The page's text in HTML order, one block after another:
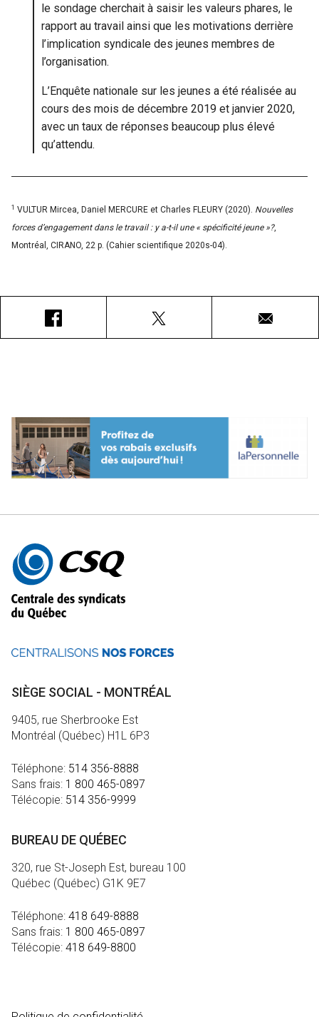
le sondage cherchait à saisir les valeurs phares, le
rapport au travail ainsi que les motivations derrière
l’implication syndicale des jeunes membres de
l’organisation.
L’Enquête nationale sur les jeunes a été réalisée au
cours des mois de décembre 2019 et janvier 2020,
avec un taux de réponses beaucoup plus élevé
qu’attendu.
1 VULTUR Mircea, Daniel MERCURE et Charles FLEURY (2020). Nouvelles
forces d’engagement dans le travail : y a-t-il une « spécificité jeune »?,
Montréal, CIRANO, 22 p. (Cahier scientifique 2020s-04).
Courriel
Autres
informations
SIÈGE SOCIAL - MONTRÉAL
9405, rue Sherbrooke Est
Montréal (Québec) H1L 6P3
Téléphone: 514 356-8888
Sans frais: 1 800 465-0897
Télécopie: 514 356-9999
BUREAU DE QUÉBEC
320, rue St-Joseph Est, bureau 100
Québec (Québec) G1K 9E7
Téléphone: 418 649-8888
Sans frais: 1 800 465-0897
Télécopie: 418 649-8800